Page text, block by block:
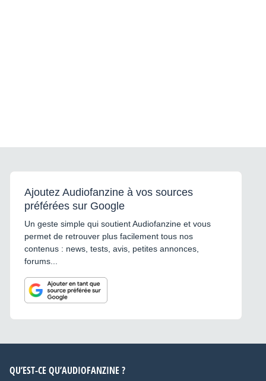
Ajoutez Audiofanzine à vos sources
préférées sur Google
Un geste simple qui soutient Audiofanzine et vous
permet de retrouver plus facilement tous nos
contenus : news, tests, avis, petites annonces,
forums...
QU’EST-CE QU’AUDIOFANZINE ?